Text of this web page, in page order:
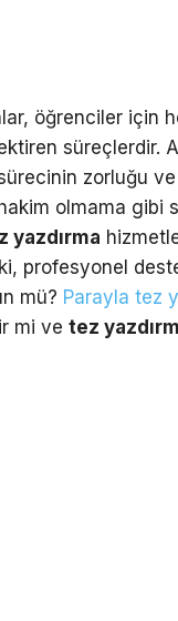
öğrenciler için
süreçlerdir.
zorluğu
olmama gibi
yazdırma
profesyonel
mü? Parayla tez
mi ve tez